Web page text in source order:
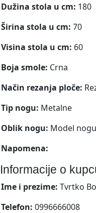
Dužina stola u cm: 180
Širina stola u cm: 70
Visina stola u cm: 60
Boja smole: Crna
Način rezanja ploče:
Tip nogu: Metalne
Oblik nogu: Model
Napomena:
Informacije o
Ime i prezime: Tvrtko
Telefon: 0996666008